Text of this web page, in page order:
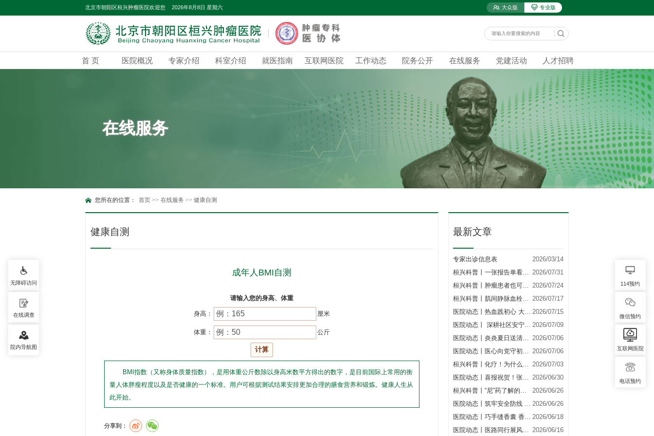
北京市朝阳区桓兴肿瘤医院欢迎您 2026年8月8日 星期六 大众版 专业版
首 页 医院概况 专家介绍 科室介绍 就医指南 互联网医院 工作动态 院务公开 在线服务 党建活动 人才招聘
在线服务
您所在的位置： 首页 >> 在线服务 >> 健康自测
最新文章
2026/03/14
专家出诊信息表
2026/07/31
桓兴科普丨一张报告单看懂…
2026/07/24
桓兴科普丨肿瘤患者也可以…
2026/07/17
桓兴科普丨肌间静脉血栓患…
2026/07/15
医院动态丨热血践初心 大…
2026/07/09
医院动态丨 深耕社区安宁…
2026/07/06
医院动态丨炎炎夏日送清凉…
2026/07/06
医院动态丨医心向党守初心…
2026/07/03
桓兴科普丨化疗！为什么要…
2026/06/30
医院动态丨喜报祝贺！张景…
2026/06/26
桓兴科普丨“尼”药了解的…
2026/06/26
医院动态丨筑牢安全防线 …
2026/06/18
医院动态丨巧手缝香囊 香…
2026/06/16
医院动态丨医路同行展风采…
健康自测
成年人BMI自测
请输入您的身高、体重
身高： 厘米
体重： 公斤
BMI指数（又称身体质量指数），是用体重公斤数除以身高米数平方得出的数字，是目前国际上常用的衡
量人体胖瘦程度以及是否健康的一个标准。用户可根据测试结果安排更加合理的膳食营养和锻炼。健康人生从
此开始。
分享到：
114预约
微信预约
互联网医院
电话预约
无障碍访问
在线调查
院内导航图